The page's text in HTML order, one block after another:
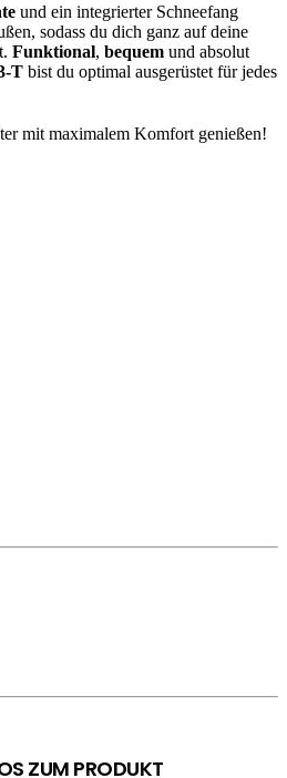
und ein integrierter Schneefang
sodass du dich ganz auf deine
Funktional, bequem und absolut
T bist du optimal ausgerüstet für jedes
mit maximalem Komfort genießen!
ZUM PRODUKT